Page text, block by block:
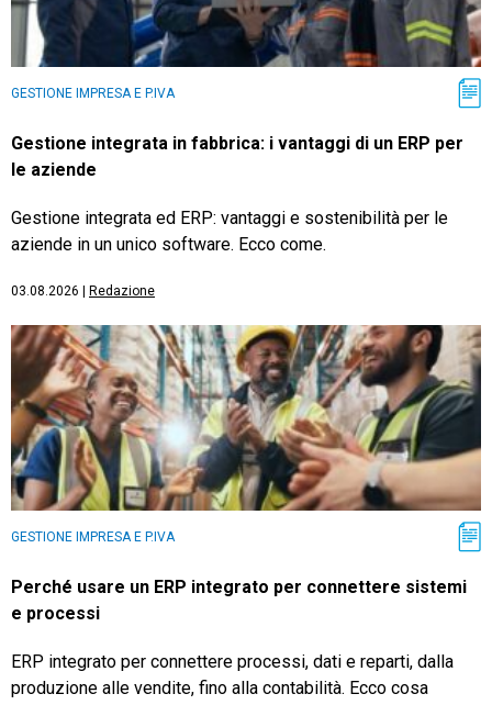
GESTIONE IMPRESA E P.IVA
Gestione integrata in fabbrica: i vantaggi di un ERP per
le aziende
Gestione integrata ed ERP: vantaggi e sostenibilità per le
aziende in un unico software. Ecco come.
03.08.2026 Redazione
GESTIONE IMPRESA E P.IVA
Perché usare un ERP integrato per connettere sistemi
e processi
ERP integrato per connettere processi, dati e reparti, dalla
produzione alle vendite, fino alla contabilità. Ecco cosa